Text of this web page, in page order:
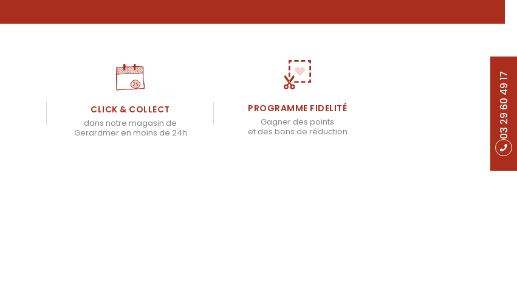
03 29 60 49 17
CLICK & COLLECT
dans notre magasin de
Gerardmer en moins de 24h
PROGRAMME FIDELITÉ
Gagner des points
et des bons de réduction